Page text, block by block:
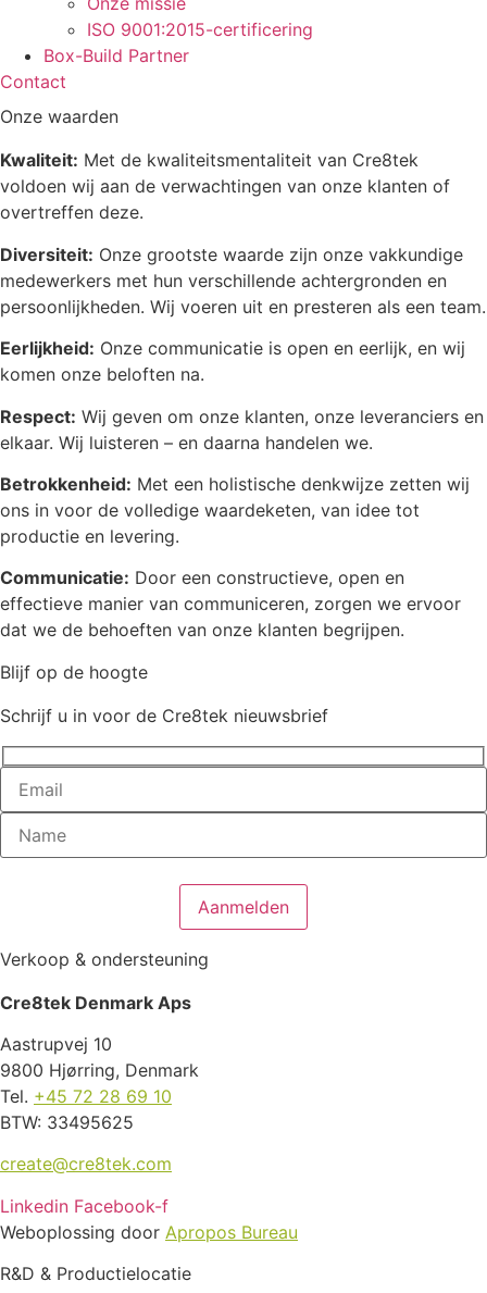
ISO 9001:2015-certificering
Box-Build Partner
Contact
Onze waarden
Kwaliteit: Met de kwaliteitsmentaliteit van Cre8tek
voldoen wij aan de verwachtingen van onze klanten of
overtreffen deze.
Diversiteit: Onze grootste waarde zijn onze vakkundige
medewerkers met hun verschillende achtergronden en
persoonlijkheden. Wij voeren uit en presteren als een team.
Eerlijkheid: Onze communicatie is open en eerlijk, en wij
komen onze beloften na.
Respect: Wij geven om onze klanten, onze leveranciers en
elkaar. Wij luisteren – en daarna handelen we.
Betrokkenheid: Met een holistische denkwijze zetten wij
ons in voor de volledige waardeketen, van idee tot
productie en levering.
Communicatie: Door een constructieve, open en
effectieve manier van communiceren, zorgen we ervoor
dat we de behoeften van onze klanten begrijpen.
Blijf op de hoogte
Schrijf u in voor de Cre8tek nieuwsbrief
Verkoop & ondersteuning
Cre8tek Denmark Aps
Aastrupvej 10
9800 Hjørring, Denmark
Tel. +45 72 28 69 10
BTW: 33495625
create@cre8tek.com
Linkedin Facebook-f
Weboplossing door Apropos Bureau
R&D & Productielocatie